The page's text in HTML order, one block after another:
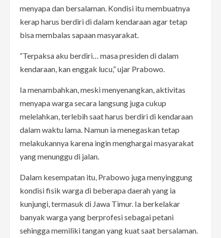
menyapa dan bersalaman. Kondisi itu membuatnya
kerap harus berdiri di dalam kendaraan agar tetap
bisa membalas sapaan masyarakat.
“Terpaksa aku berdiri… masa presiden di dalam
kendaraan, kan enggak lucu,” ujar Prabowo.
Ia menambahkan, meski menyenangkan, aktivitas
menyapa warga secara langsung juga cukup
melelahkan, terlebih saat harus berdiri di kendaraan
dalam waktu lama. Namun ia menegaskan tetap
melakukannya karena ingin menghargai masyarakat
yang menunggu di jalan.
Dalam kesempatan itu, Prabowo juga menyinggung
kondisi fisik warga di beberapa daerah yang ia
kunjungi, termasuk di Jawa Timur. Ia berkelakar
banyak warga yang berprofesi sebagai petani
sehingga memiliki tangan yang kuat saat bersalaman.